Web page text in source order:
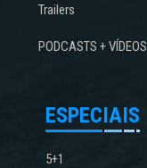
Trailers
PODCASTS + VÍDEOS
ESPECIAIS
5+1